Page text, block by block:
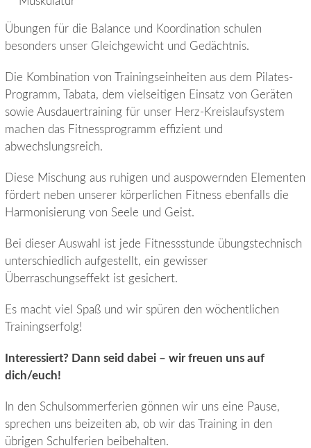
Übungen für die Balance und Koordination schulen
besonders unser Gleichgewicht und Gedächtnis.
Die Kombination von Trainingseinheiten aus dem Pilates-
Programm, Tabata, dem vielseitigen Einsatz von Geräten
sowie Ausdauertraining für unser Herz-Kreislaufsystem
machen das Fitnessprogramm effizient und
abwechslungsreich.
Diese Mischung aus ruhigen und auspowernden Elementen
fördert neben unserer körperlichen Fitness ebenfalls die
Harmonisierung von Seele und Geist.
Bei dieser Auswahl ist jede Fitnessstunde übungstechnisch
unterschiedlich aufgestellt, ein gewisser
Überraschungseffekt ist gesichert.
Es macht viel Spaß und wir spüren den wöchentlichen
Trainingserfolg!
Interessiert? Dann seid dabei – wir freuen uns auf
dich/euch!
In den Schulsommerferien gönnen wir uns eine Pause,
sprechen uns beizeiten ab, ob wir das Training in den
übrigen Schulferien beibehalten.